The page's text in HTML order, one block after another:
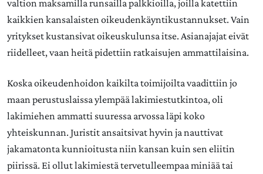
valtion maksamilla runsailla palkkioilla, joilla katettiin
kaikkien kansalaisten oikeudenkäyntikustannukset. Vain
yritykset kustansivat oikeuskulunsa itse. Asianajajat eivät
riidelleet, vaan heitä pidettiin ratkaisujen ammattilaisina.
Koska oikeudenhoidon kaikilta toimijoilta vaadittiin jo
maan perustuslaissa ylempää lakimiestutkintoa, oli
lakimiehen ammatti suuressa arvossa läpi koko
yhteiskunnan. Juristit ansaitsivat hyvin ja nauttivat
jakamatonta kunnioitusta niin kansan kuin sen eliitin
piirissä. Ei ollut lakimiestä tervetulleempaa miniää tai